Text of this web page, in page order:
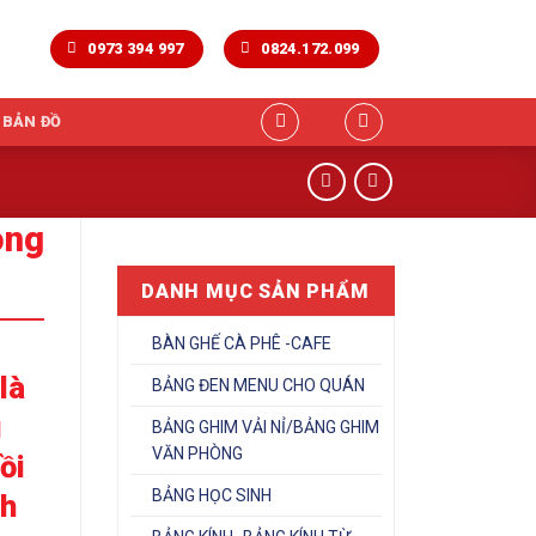
0973 394 997 0824.172.099
ĐỒ
DANH MỤC SẢN PHẨM
BÀN GHẾ CÀ PHÊ -CAFE
BẢNG ĐEN MENU CHO QUÁN
BẢNG GHIM VẢI NỈ/BẢNG GHIM
VĂN PHÒNG
BẢNG HỌC SINH